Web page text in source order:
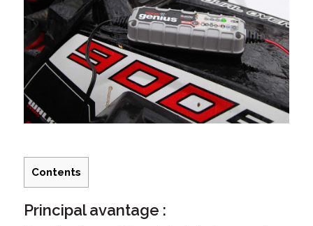
Contents
Principal avantage :